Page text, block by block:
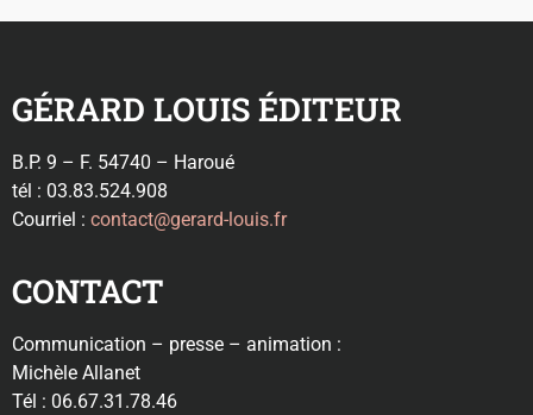
GÉRARD LOUIS ÉDITEUR
B.P. 9 – F. 54740 – Haroué
tél : 03.83.524.908
Courriel : contact@gerard-louis.fr
CONTACT
Communication – presse – animation :
Michèle Allanet
Tél : 06.67.31.78.46